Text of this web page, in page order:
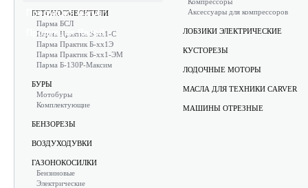
Продукция Carver
Продукция Rezoil
БЕТОНОСМЕСИТЕЛИ
Парма БСЛ
Парма Практик Б-хх1-С
Парма Практик Б-хх1Э
Парма Практик Б-хх1-ЭМ
Парма Б-130Р-Максим
БУРЫ
Мотобуры
Комплектующие
БЕНЗОРЕЗЫ
ВОЗДУХОДУВКИ
ГАЗОНОКОСИЛКИ
Бензиновые
Электрические
Аксессуары для компрессоров
ЛОБЗИКИ ЭЛЕКТРИЧЕСКИЕ
КУСТОРЕЗЫ
ЛОДОЧНЫЕ МОТОРЫ
МАСЛА ДЛЯ ТЕХНИКИ CARVER
МАШИНЫ ОТРЕЗНЫЕ